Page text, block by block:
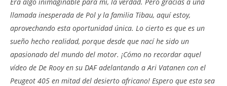
llamada inesperada de Pol y la familia Tibau, aquí estoy,
aprovechando esta oportunidad única. Lo cierto es que es un
sueño hecho realidad, porque desde que nací he sido un
apasionado del mundo del motor. ¡Cómo no recordar aquel
vídeo de De Rooy en su DAF adelantando a Ari Vatanen con el
Peugeot 405 en mitad del desierto africano! Espero que esta sea